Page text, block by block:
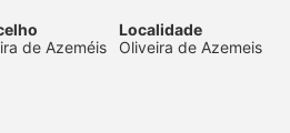
de Azeméis
Localidade
Oliveira de Azemeis